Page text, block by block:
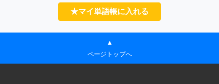
★マイ単語帳に入れる
▲
ページトップへ